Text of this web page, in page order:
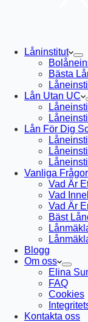
Låninstitut
Bästa
Lån Utan UC
Lån För Dig
Vanliga Frågor
Vad Är
Vad
Vad Är
Bäst
Blogg
Om oss
Elina
FAQ
Cookies
Kontakta oss